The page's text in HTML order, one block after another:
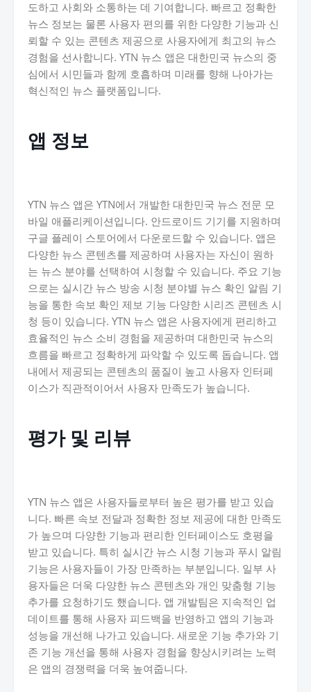
도하고 사회와 소통하는 데 기여합니다. 빠르고 정확한
뉴스 정보는 물론 사용자 편의를 위한 다양한 기능과 신
뢰할 수 있는 콘텐츠 제공으로 사용자에게 최고의 뉴스
경험을 선사합니다. YTN 뉴스 앱은 대한민국 뉴스의 중
심에서 시민들과 함께 호흡하며 미래를 향해 나아가는
혁신적인 뉴스 플랫폼입니다.
앱 정보
YTN 뉴스 앱은 YTN에서 개발한 대한민국 뉴스 전문 모
바일 애플리케이션입니다. 안드로이드 기기를 지원하며
구글 플레이 스토어에서 다운로드할 수 있습니다. 앱은
다양한 뉴스 콘텐츠를 제공하며 사용자는 자신이 원하
는 뉴스 분야를 선택하여 시청할 수 있습니다. 주요 기능
으로는 실시간 뉴스 방송 시청 분야별 뉴스 확인 알림 기
능을 통한 속보 확인 제보 기능 다양한 시리즈 콘텐츠 시
청 등이 있습니다. YTN 뉴스 앱은 사용자에게 편리하고
효율적인 뉴스 소비 경험을 제공하며 대한민국 뉴스의
흐름을 빠르고 정확하게 파악할 수 있도록 돕습니다. 앱
내에서 제공되는 콘텐츠의 품질이 높고 사용자 인터페
이스가 직관적이어서 사용자 만족도가 높습니다.
평가 및 리뷰
YTN 뉴스 앱은 사용자들로부터 높은 평가를 받고 있습
니다. 빠른 속보 전달과 정확한 정보 제공에 대한 만족도
가 높으며 다양한 기능과 편리한 인터페이스도 호평을
받고 있습니다. 특히 실시간 뉴스 시청 기능과 푸시 알림
기능은 사용자들이 가장 만족하는 부분입니다. 일부 사
용자들은 더욱 다양한 뉴스 콘텐츠와 개인 맞춤형 기능
추가를 요청하기도 했습니다. 앱 개발팀은 지속적인 업
데이트를 통해 사용자 피드백을 반영하고 앱의 기능과
성능을 개선해 나가고 있습니다. 새로운 기능 추가와 기
존 기능 개선을 통해 사용자 경험을 향상시키려는 노력
은 앱의 경쟁력을 더욱 높여줍니다.